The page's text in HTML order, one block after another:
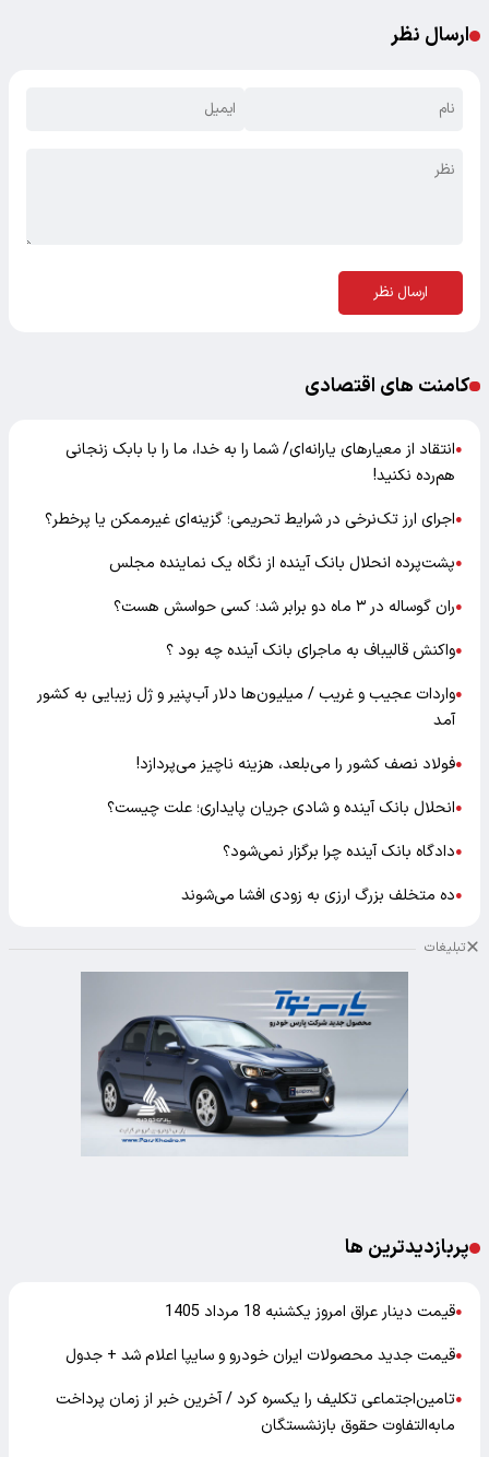
ارسال نظر
ارسال نظر
کامنت های اقتصادی
●انتقاد از معیارهای یارانه‌ای/ شما را به خدا، ما را با بابک زنجانی
هم‌رده نکنید!
●اجرای ارز تک‌نرخی در شرایط تحریمی؛ گزینه‌ای غیرممکن یا پرخطر؟
●پشت‌پرده انحلال بانک آینده از نگاه یک نماینده مجلس
●ران گوساله در ۳ ماه دو برابر شد؛ کسی حواسش هست؟
●واکنش قالیباف به ماجرای بانک آینده چه بود ؟
●واردات عجیب و غریب / میلیون‌ها دلار آب‌پنیر و ژل زیبایی به کشور
آمد
●فولاد نصف کشور را می‌بلعد، هزینه ناچیز می‌پردازد!
●انحلال بانک آینده و شادی جریان پایداری؛ علت چیست؟
●دادگاه بانک آینده چرا برگزار نمی‌شود؟
●ده متخلف بزرگ ارزی به زودی افشا می‌شوند
تبلیغات
پربازدیدترین ها
●قیمت دینار عراق امروز یکشنبه 18 مرداد 1405
●قیمت جدید محصولات ایران خودرو و سایپا اعلام شد + جدول
●تامین‌اجتماعی تکلیف را یکسره کرد / آخرین خبر از زمان پرداخت
مابه‌التفاوت حقوق بازنشستگان